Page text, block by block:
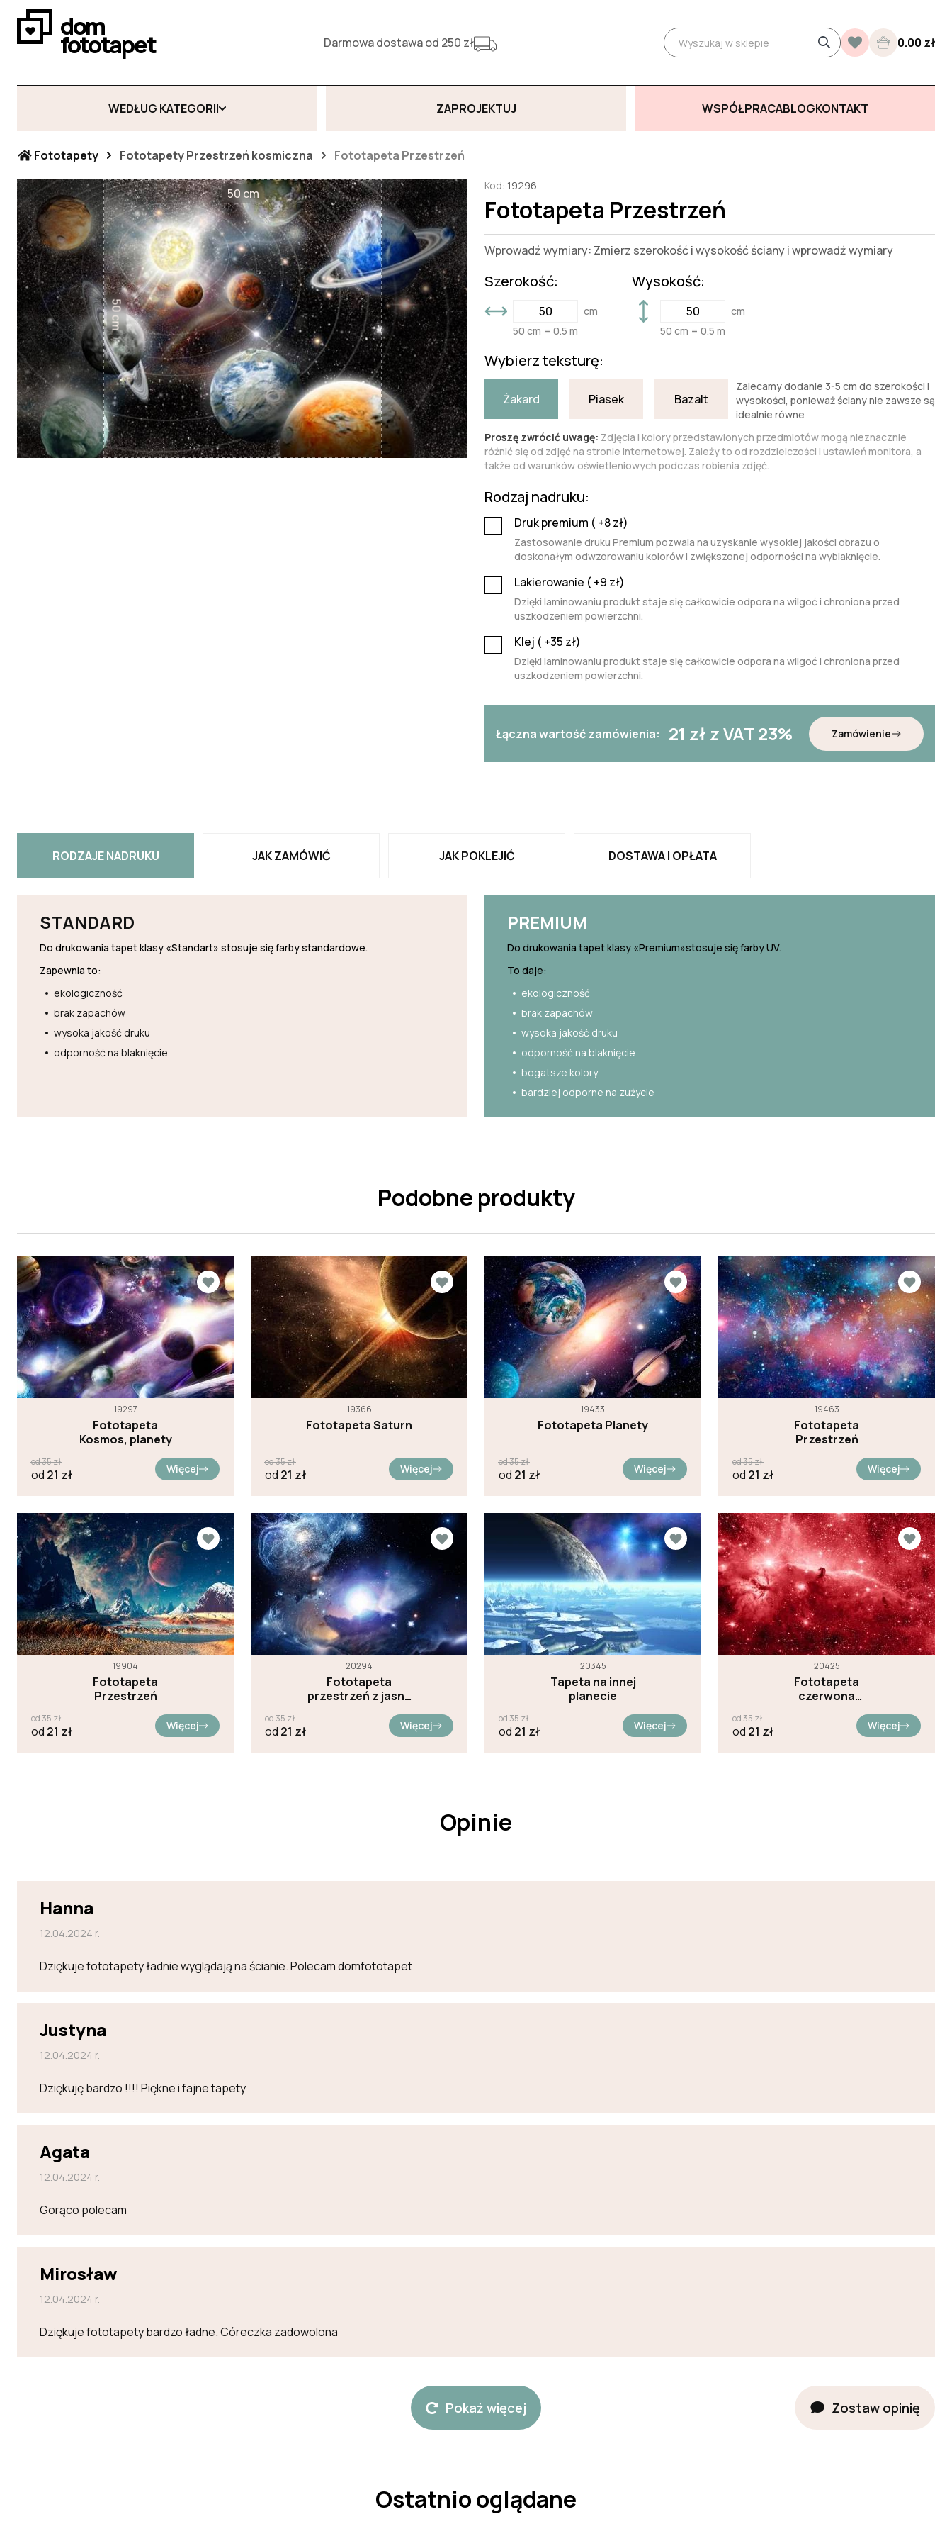
dom
fototapet Darmowa dostawa od 250 zł 0.00 zł
WEDŁUG KATEGORII ZAPROJEKTUJ WSPÓŁPRACABLOGKONTAKT
Fototapety Fototapety Przestrzeń kosmiczna Fototapeta Przestrzeń
50 cm
50 cm
Kod: 19296
Fototapeta Przestrzeń
Wprowadź wymiary: Zmierz szerokość i wysokość ściany i wprowadź wymiary
Szerokość:
cm
50 cm = 0.5 m
Wysokość:
cm
50 cm = 0.5 m
Wybierz teksturę:
Żakard Piasek Bazalt
Zalecamy dodanie 3-5 cm do szerokości i
wysokości, ponieważ ściany nie zawsze są
idealnie równe
Proszę zwrócić uwagę: Zdjęcia i kolory przedstawionych przedmiotów mogą nieznacznie
różnić się od zdjęć na stronie internetowej. Zależy to od rozdzielczości i ustawień monitora, a
także od warunków oświetleniowych podczas robienia zdjęć.
Rodzaj nadruku:
Druk premium ( +8zł)
Zastosowanie druku Premium pozwala na uzyskanie wysokiej jakości obrazu o
doskonałym odwzorowaniu kolorów i zwiększonej odporności na wyblaknięcie.
Lakierowanie ( +9 zł)
Dzięki laminowaniu produkt staje się całkowicie odpora na wilgoć i chroniona przed
uszkodzeniem powierzchni.
Klej ( +35 zł)
Dzięki laminowaniu produkt staje się całkowicie odpora na wilgoć i chroniona przed
uszkodzeniem powierzchni.
Łączna wartość zamówienia: 21 zł z VAT 23% Zamówienie
RODZAJE NADRUKU JAK ZAMÓWIĆ JAK POKLEJIĆ DOSTAWA I OPŁATA
STANDARD
Do drukowania tapet klasy «Standart» stosuje się farby standardowe.
Zapewnia to:
ekologiczność
brak zapachów
wysoka jakość druku
odporność na blaknięcie
PREMIUM
Do drukowania tapet klasy «Premium»stosuje się farby UV.
To daje:
ekologiczność
brak zapachów
wysoka jakość druku
odporność na blaknięcie
bogatsze kolory
bardziej odporne na zużycie
Podobne produkty
19297
Fototapeta
Kosmos, planety
od35zł
od 21 zł Więcej
19366
Fototapeta Saturn
od35zł
od 21 zł Więcej
19433
Fototapeta Planety
od35zł
od 21 zł Więcej
19463
Fototapeta
Przestrzeń
od35zł
od 21 zł Więcej
19904
Fototapeta
Przestrzeń
od35zł
od 21 zł Więcej
20294
Fototapeta
przestrzeń z jasną
od35zł
od 21 zł Więcej
20345
Tapeta na innej
planecie
od35zł
od 21 zł Więcej
20425
Fototapeta
czerwona
od35zł
od 21 zł Więcej
Opinie
Hanna
12.04.2024 r.
Dziękuje fototapety ładnie wyglądają na ścianie. Polecam domfototapet
Justyna
12.04.2024 r.
Dziękuję bardzo !!!! Piękne i fajne tapety
Agata
12.04.2024 r.
Gorąco polecam
Mirosław
12.04.2024 r.
Dziękuje fototapety bardzo ładne. Córeczka zadowolona
Pokaż więcej Zostaw opinię
Ostatnio oglądane